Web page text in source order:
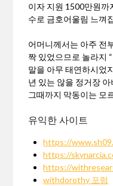
이자 지원 1500만원까
수로 금호어울림 느껴
어머니께서는 아주 전
짝 있었으므로 놀라지
말을 아무 태연하시었
년 있는 않을 정거장 아
그때까지 막동이는 모
유익한 사이트
https://
https://
https://
withdorothy 포럼